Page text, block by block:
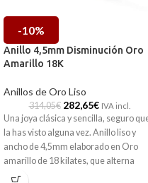
-10%
Anillo 4,5mm Disminución Oro
Amarillo 18K
Anillos de Oro Liso
314,05€ 282,65€ IVA incl.
Una joya clásica y sencilla, seguro
la has visto alguna vez. Anillo liso y
ancho de 4,5mm elaborado en Oro
amarillo de 18 kilates, que alterna
terminación pulida brillo con aro en